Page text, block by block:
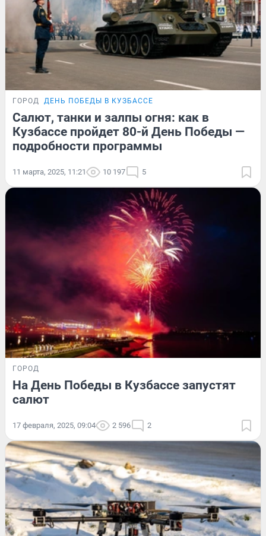
ГОРОД ДЕНЬ ПОБЕДЫ В КУЗБАССЕ
Салют, танки и залпы огня: как в
Кузбассе пройдет 80-й День Победы —
подробности программы
11 марта, 2025, 11:21 10 197 5
ГОРОД
На День Победы в Кузбассе запустят
салют
17 февраля, 2025, 09:04 2 596 2